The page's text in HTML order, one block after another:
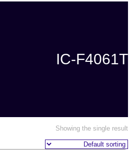
IC-F4061T
Showing the single result